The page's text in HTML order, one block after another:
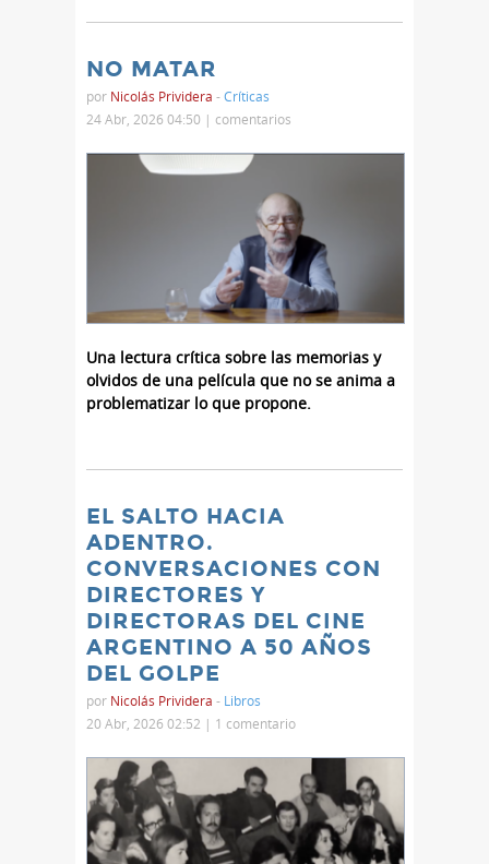
NO MATAR
por Nicolás Prividera -Críticas
24 Abr, 2026 04:50 | comentarios
Una lectura crítica sobre las memorias y
olvidos de una película que no se anima a
problematizar lo que propone.
EL SALTO HACIA
ADENTRO.
CONVERSACIONES CON
DIRECTORES Y
DIRECTORAS DEL CINE
ARGENTINO A 50 AÑOS
DEL GOLPE
por Nicolás Prividera - Libros
20 Abr, 2026 02:52 | 1 comentario